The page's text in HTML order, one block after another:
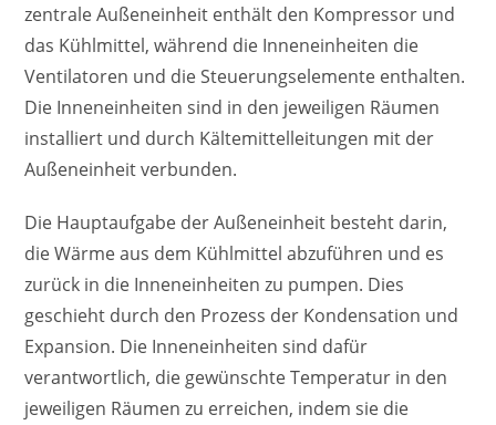
zentrale Außeneinheit enthält den Kompressor und
das Kühlmittel, während die Inneneinheiten die
Ventilatoren und die Steuerungselemente enthalten.
Die Inneneinheiten sind in den jeweiligen Räumen
installiert und durch Kältemittelleitungen mit der
Außeneinheit verbunden.
Die Hauptaufgabe der Außeneinheit besteht darin,
die Wärme aus dem Kühlmittel abzuführen und es
zurück in die Inneneinheiten zu pumpen. Dies
geschieht durch den Prozess der Kondensation und
Expansion. Die Inneneinheiten sind dafür
verantwortlich, die gewünschte Temperatur in den
jeweiligen Räumen zu erreichen, indem sie die